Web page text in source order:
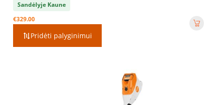
Sandėlyje Kaune
€329.00
Pridėti palyginimui